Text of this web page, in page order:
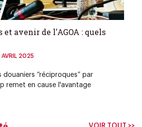
avenir de l'AGOA : quels
AVRIL 2025
“réciproques” par
remet en cause l'avantage